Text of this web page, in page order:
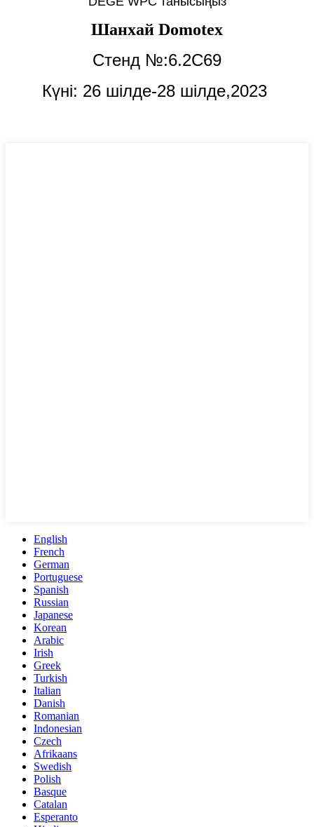
Шанхай Domotex
Стенд №:6.2C69
Күні: 26 шілде-28 шілде,2023
English
French
German
Portuguese
Spanish
Russian
Japanese
Korean
Arabic
Irish
Greek
Turkish
Italian
Danish
Romanian
Indonesian
Czech
Afrikaans
Swedish
Polish
Basque
Catalan
Esperanto